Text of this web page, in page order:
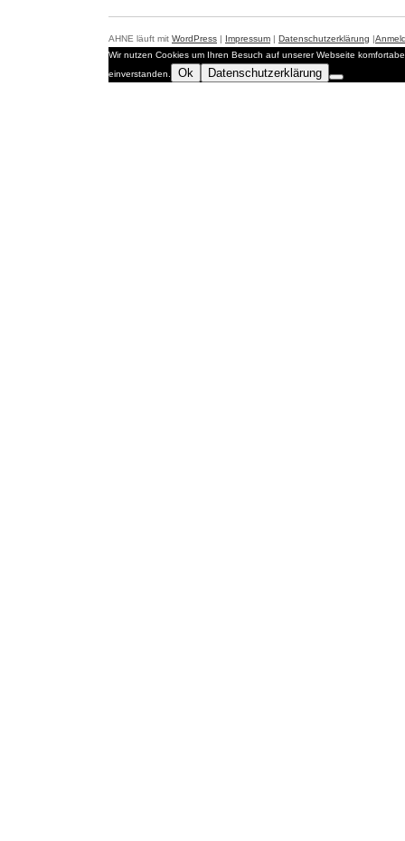
AHNE läuft mit WordPress | Impressum | Datenschutzerklärung |
Wir nutzen Cookies um Ihren Besuch auf unserer Webseite
einverstanden.
Ok Datenschutzerklärung